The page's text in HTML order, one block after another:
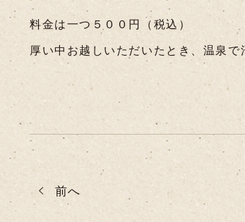
料金は一つ５００円（税込）
厚い中お越しいただいたとき、温泉
前へ